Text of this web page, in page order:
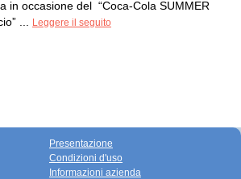
in occasione del “Coca-Cola SUMMER
...
Leggere il seguito
Presentazione
Condizioni d'uso
Informazioni azienda